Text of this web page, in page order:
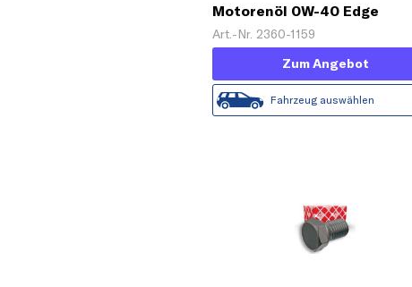
Motorenöl 0W-40 Edge
Titanium FST [5 L]
Art.-Nr. 2360-1159
Zum Angebot
Fahrzeug auswählen